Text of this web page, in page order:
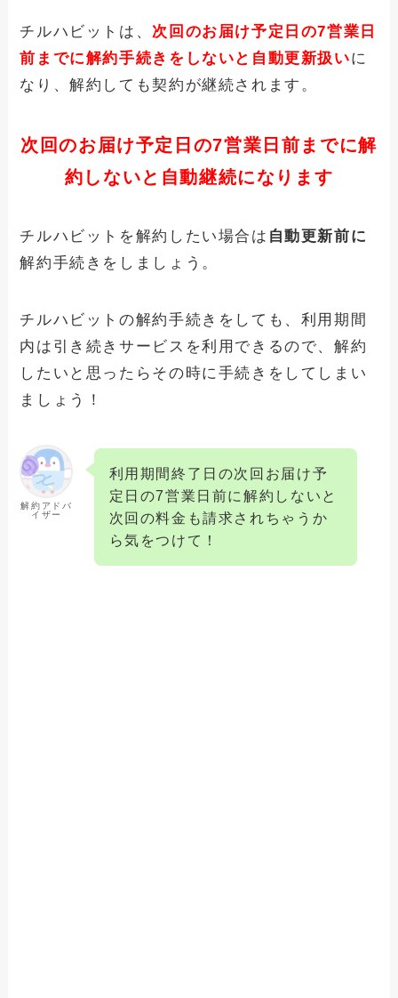
チルハビットは、 次回のお届け予定日の7営業日
前 までに解約手続きをしないと自動更新扱いに
なり、解約しても契約が継続されます。
次回のお届け予定日の7営業日前までに解
約しないと自動継続になります
チルハビットを解約したい場合は 自動更新前に
解約手続きをしましょう。
チルハビットの解約手続きをしても、利用期間
内は引き続きサービスを利用できるので、解約
したいと思ったらその時に手続きをしてしまい
ましょう！
解約アドバ
イザー
利用期間終了日の次回お届け予
定日の7営業日前に解約しないと
次回の料金も請求されちゃうか
ら気をつけて！